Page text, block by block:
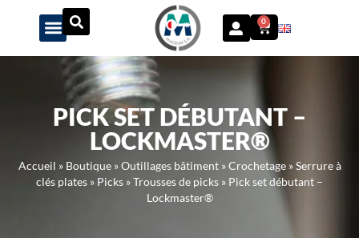
Panneau de gestion des cookies
0
PICK SET DÉBUTANT –
LOCKMASTER®
Accueil » Boutique»Outillages bâtiment»Crochetage»Serrure à
clés plates » Picks »Trousses de picks » Pick set débutant –
Lockmaster®